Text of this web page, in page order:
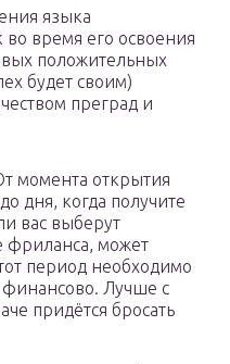
языка
время его освоения
положительных
будет своим)
преград и
момента открытия
дня, когда получите
вас выберут
фриланса, может
период необходимо
Лучше с
придётся бросать